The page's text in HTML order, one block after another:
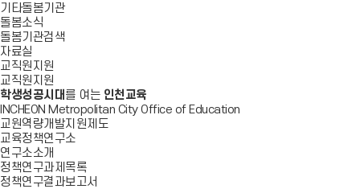
기타돌봄기관
돌봄소식
돌봄기관검색
자료실
교직원지원
교직원지원
학생성공시대 를 여는 인천교육
INCHEON Metropolitan City Office of Education
교원역량개발지원제도
교육정책연구소
연구소소개
정책연구과제목록
정책연구결과보고서